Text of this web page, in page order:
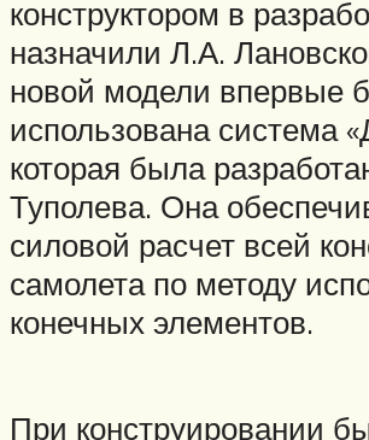
конструктором в
назначили Л.А.
новой модели впервые
использована система
которая была
Туполева. Она
силовой расчет всей
самолета по методу
конечных элементов.
При конструировании